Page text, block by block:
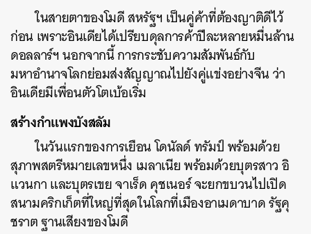
ในสายตาของโมดี สหรัฐฯ เป็นคู่ค้าที่ต้องญาติดีไว้
ก่อน เพราะอินเดียได้เปรียบดุลการค้าปีละหลายหมื่นล้าน
ดอลลาร์ฯ นอกจากนี้ การกระชับความสัมพันธ์กับ
มหาอำนาจโลกย่อมส่งสัญญาณไปยังคู่แข่งอย่างจีน ว่า
อินเดียมีเพื่อนตัวโตเบ้อเริ่ม
สร้างกำแพงบังสลัม
ในวันแรกของการเยือน โดนัลด์ ทรัมป์ พร้อมด้วย
สุภาพสตรีหมายเลขหนึ่ง เมลาเนีย พร้อมด้วยบุตรสาว อิ
แวนกา และบุตรเขย จาเร็ด คุชเนอร์ จะยกขบวนไปเปิด
สนามคริกเก็ตที่ใหญ่ที่สุดในโลกที่เมืองอาเมดาบาด รัฐคุ
ชราต ฐานเสียงของโมดี